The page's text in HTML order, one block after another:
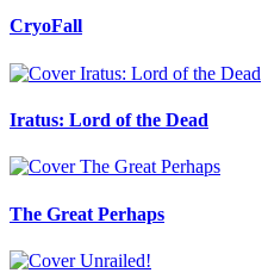
CryoFall
Iratus: Lord of the Dead
The Great Perhaps